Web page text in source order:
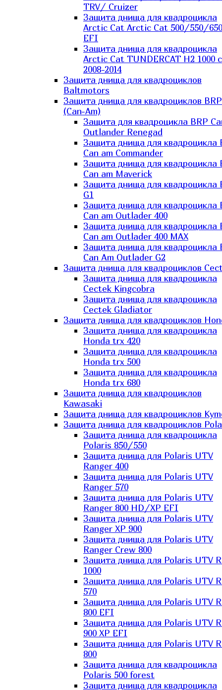
TRV/ Cruizer
Защита днища для квадроцикла
Arctic Cat Arctic Cat 500/550/
EFI
Защита днища для квадроцикла
Arctic Cat TUNDERCAT H2 1000 c
2008-2014
Защита днища для квадроциклов
Baltmotors
Защита днища для квадроциклов BRP
(Can-Am)
Защита для квадроцикла BRP
Outlander Renegad
Защита днища для квадроцикла
Can am Commander
Защита днища для квадроцикла
Can am Maverick
Защита днища для квадроцикла
G1
Защита днища для квадроцикла
Can am Outlader 400
Защита днища для квадроцикла
Can am Outlader 400 MAX
Защита днища для квадроцикла
Can Аm Outlader G2
Защита днища для квадроциклов
Защита днища для квадроцикла
Cectek Kingcobra
Защита днища для квадроцикла
Cectek Gladiator
Защита днища для квадроциклов
Защита днища для квадроцикла
Honda trx 420
Защита днища для квадроцикла
Honda trx 500
Защита днища для квадроцикла
Honda trx 680
Защита днища для квадроциклов
Kawasaki
Защита днища для квадроциклов
Защита днища для квадроциклов
Защита днища для квадроцикла
Polaris 850/550
Защита днища для Polaris UTV
Ranger 400
Защита днища для Polaris UTV
Ranger 570
Защита днища для Polaris UTV
Ranger 800 HD/XP EFI
Защита днища для Polaris UTV
Ranger XP 900
Защита днища для Polaris UTV
Ranger Сrew 800
Защита днища для Polaris UTV
1000
Защита днища для Polaris UTV
570
Защита днища для Polaris UTV
800 EFI
Защита днища для Polaris UTV
900 XP EFI
Защита днища для Polaris UTV
800
Защита днища для квадроцикла
Polaris 500 forest
Защита днища для квадроцикла